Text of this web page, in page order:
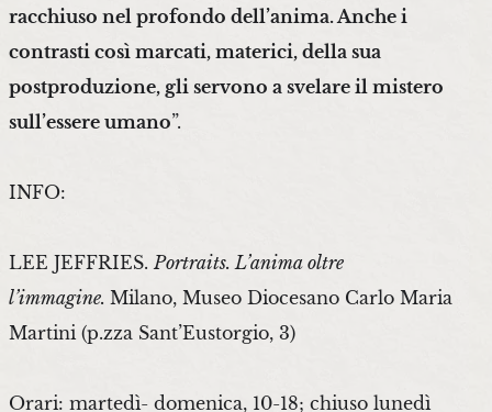
racchiuso nel profondo dell’anima. Anche i
contrasti così marcati, materici, della sua
postproduzione, gli servono a svelare il mistero
sull’essere umano”.
INFO:
LEE JEFFRIES. Portraits. L’anima oltre
l’immagine. Milano, Museo Diocesano Carlo Maria
Martini (p.zza Sant’Eustorgio, 3)
Orari: martedì- domenica, 10-18; chiuso lunedì